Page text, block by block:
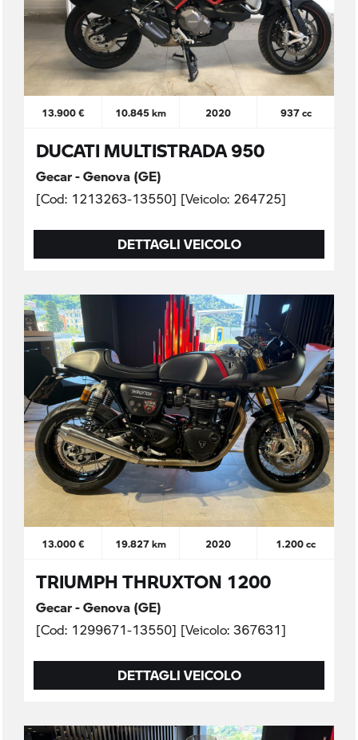
13.900 € 10.845 km 2020 937 cc
DUCATI MULTISTRADA 950
Gecar - Genova (GE)
[Cod: 1213263-13550] [Veicolo: 264725]
DETTAGLI VEICOLO
13.000 € 19.827 km 2020 1.200 cc
TRIUMPH THRUXTON 1200
Gecar - Genova (GE)
[Cod: 1299671-13550] [Veicolo: 367631]
DETTAGLI VEICOLO